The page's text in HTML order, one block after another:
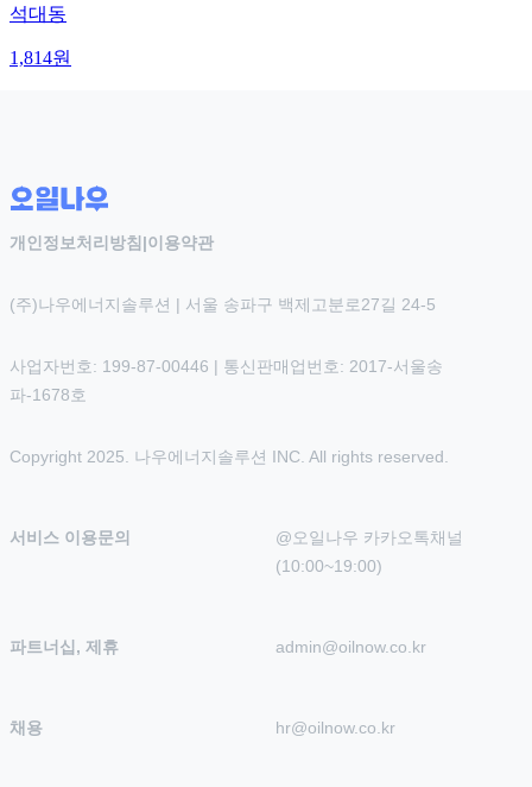
석대동
1,814원
개인정보처리방침 |이용약관
(주)나우에너지솔루션 | 서울 송파구 백제고분로27길 24-5
사업자번호: 199-87-00446 | 통신판매업번호: 2017-서울송
파-1678호
Copyright 2025. 나우에너지솔루션 INC. All rights reserved.
서비스 이용문의
@오일나우 카카오톡채널
(10:00~19:00)
파트너십, 제휴 admin@oilnow.co.kr
채용 hr@oilnow.co.kr